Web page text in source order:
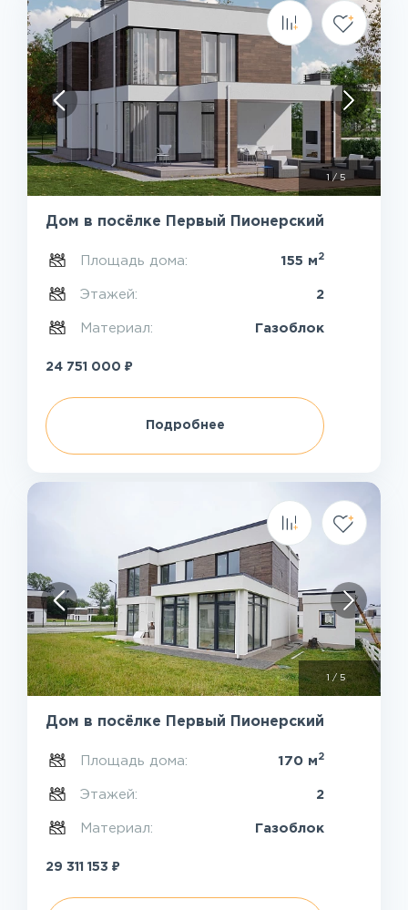
1 /5
Дом в посёлке Первый Пионерский
Площадь дома: 155 м 2
Этажей: 2
Материал: Газоблок
24 751 000 ₽
Подробнее
1 / 5
Дом в посёлке Первый Пионерский
Площадь дома: 170 м 2
Этажей: 2
Материал: Газоблок
29 311 153 ₽